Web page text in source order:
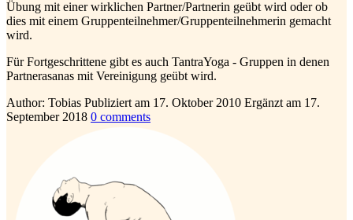
Übung mit einer wirklichen Partner/Partnerin geübt wird oder ob
dies mit einem Gruppenteilnehmer/Gruppenteilnehmerin gemacht
wird.
Für Fortgeschrittene gibt es auch TantraYoga - Gruppen in denen
Partnerasanas mit Vereinigung geübt wird.
Author: Tobias Publiziert am 17. Oktober 2010 Ergänzt am 17.
September 2018 0 comments